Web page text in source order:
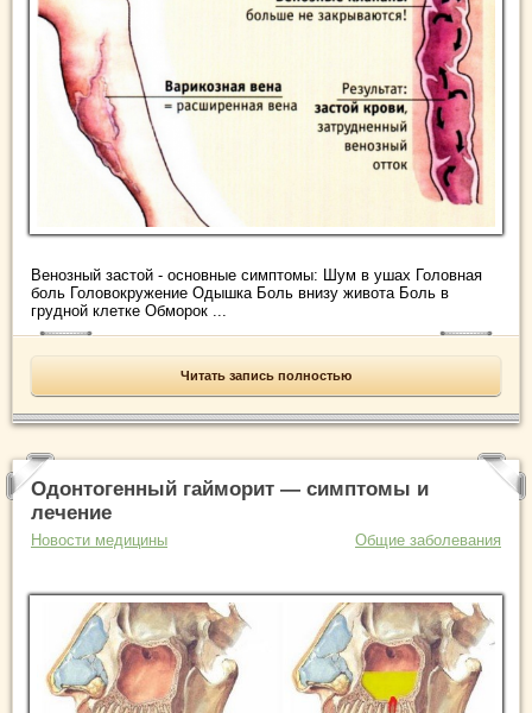
Венозный застой - основные симптомы: Шум в ушах Головная
боль Головокружение Одышка Боль внизу живота Боль в
грудной клетке Обморок ...
Читать запись полностью
Одонтогенный гайморит — симптомы и
лечение
Новости медицины Общие заболевания